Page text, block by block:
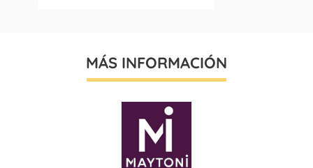
MÁS INFORMACIÓN